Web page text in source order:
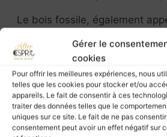
Gérer le
cookies
Pour offrir les meilleures expériences, nous
telles que les cookies pour stocker et/ou
appareils. Le fait de consentir à ces
traiter des données telles que le
uniques sur ce site. Le fait de ne pas
consentement peut avoir un effet négatif sur
Le bois fossile, également
bois transformé en minéral au
d’années. Associé à l’ancrage
symbolise la force intérieure
avec la Terre
Pierre de transformation et de
fossile invite à avancer